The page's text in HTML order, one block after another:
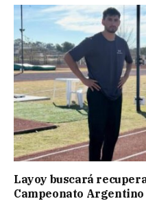
Layoy buscará
Campeonato